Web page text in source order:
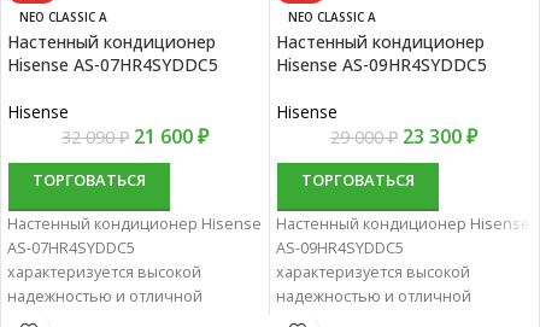
NEO CLASSIC A
Настенный кондиционер
Hisense AS-07HR4SYDDC5
Hisense
32 090₽ 21 600₽
ТОРГОВАТЬСЯ
Настенный кондиционер Hisense
AS-07HR4SYDDC5
характеризуется высокой
надежностью и отличной
производительностью.
NEO CLASSIC A
Настенный кондиционер
Hisense AS-09HR4SYDDC5
Hisense
29 000₽ 23 300₽
ТОРГОВАТЬСЯ
Настенный кондиционер Hisense
AS-09HR4SYDDC5
характеризуется высокой
надежностью и отличной
производительностью.